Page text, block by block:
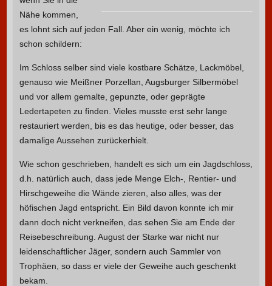
Nähe kommen,
es lohnt sich auf jeden Fall. Aber ein wenig, möchte ich
schon schildern:
Im Schloss selber sind viele kostbare Schätze, Lackmöbel,
genauso wie Meißner Porzellan, Augsburger Silbermöbel
und vor allem gemalte, gepunzte, oder geprägte
Ledertapeten zu finden. Vieles musste erst sehr lange
restauriert werden, bis es das heutige, oder besser, das
damalige Aussehen zurückerhielt.
Wie schon geschrieben, handelt es sich um ein Jagdschloss,
d.h. natürlich auch, dass jede Menge Elch-, Rentier- und
Hirschgeweihe die Wände zieren, also alles, was der
höfischen Jagd entspricht. Ein Bild davon konnte ich mir
dann doch nicht verkneifen, das sehen Sie am Ende der
Reisebeschreibung. August der Starke war nicht nur
leidenschaftlicher Jäger, sondern auch Sammler von
Trophäen, so dass er viele der Geweihe auch geschenkt
bekam.